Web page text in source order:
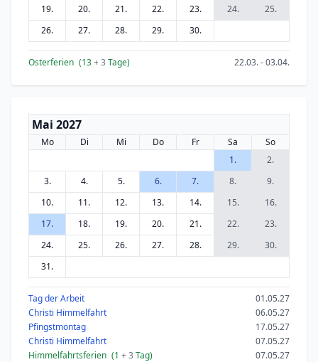
19. 20. 21. 22. 23. 24.
25.
26.
27. 28. 29. 30.
Osterferien (13+ 3 Tage) 22.03. - 03.04.
Mai 2027
Mo Di Mi Do Fr Sa
So
1.
2.
3.
4. 5. 6. 7. 8.
9.
10.
11. 12. 13. 14. 15.
16.
17.
18. 19. 20. 21. 22.
23.
24.
25. 26. 27. 28. 29.
30.
31.
Tag der Arbeit
01.05.27
Christi Himmelfahrt
06.05.27
Pfingstmontag
17.05.27
Christi Himmelfahrt
07.05.27
Himmelfahrtsferien (1 + 3 Tag) 07.05.27